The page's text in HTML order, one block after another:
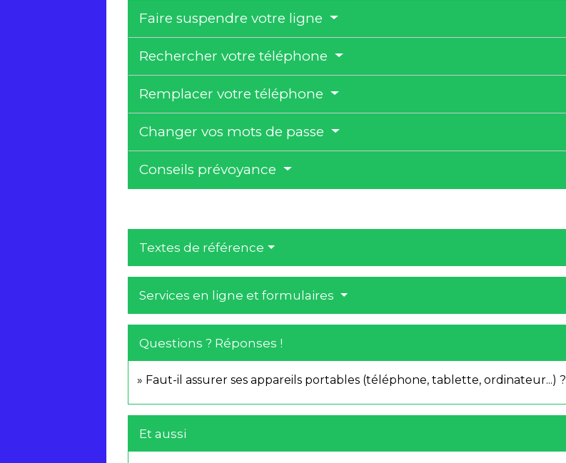
Faire suspendre votre ligne
Rechercher votre téléphone
Remplacer votre téléphone
Changer vos mots de passe
Conseils prévoyance
Textes de référence
Services en ligne et formulaires
Questions ? Réponses !
Faut-il assurer ses appareils portables (téléphone, tablette, ordinateur...) ?
Et aussi